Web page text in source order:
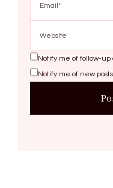
Notify me of follow-
Notify me of new